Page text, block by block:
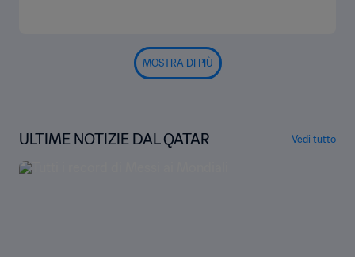
MOSTRA DI PIÙ
ULTIME NOTIZIE DAL QATAR Vedi tutto